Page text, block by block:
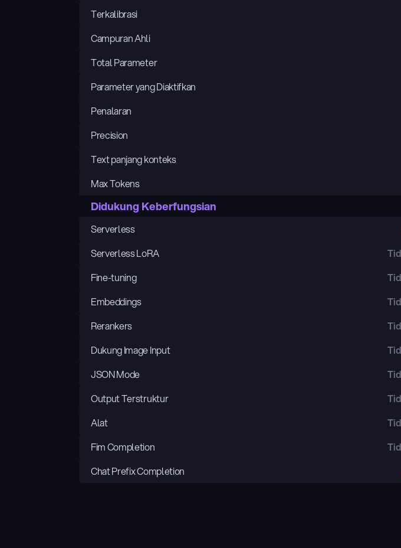
Terkalibrasi
Campuran Ahli
Total Parameter
Parameter yang Diaktifkan
Penalaran
Precision
Text panjang konteks
Max Tokens
Didukung Keberfungsian
Serverless
Serverless LoRA
Fine-tuning
Embeddings
Rerankers
Dukung Image Input
JSON Mode
Output Terstruktur
Alat
Fim Completion
Chat Prefix Completion